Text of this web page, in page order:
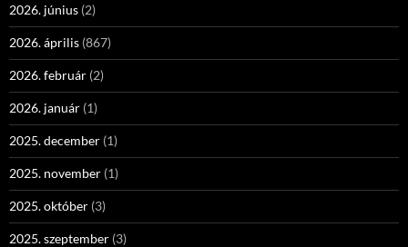
2026. június (2)
2026. április (867)
2026. február (2)
2026. január (1)
2025. december (1)
2025. november (1)
2025. október (3)
2025. szeptember (3)